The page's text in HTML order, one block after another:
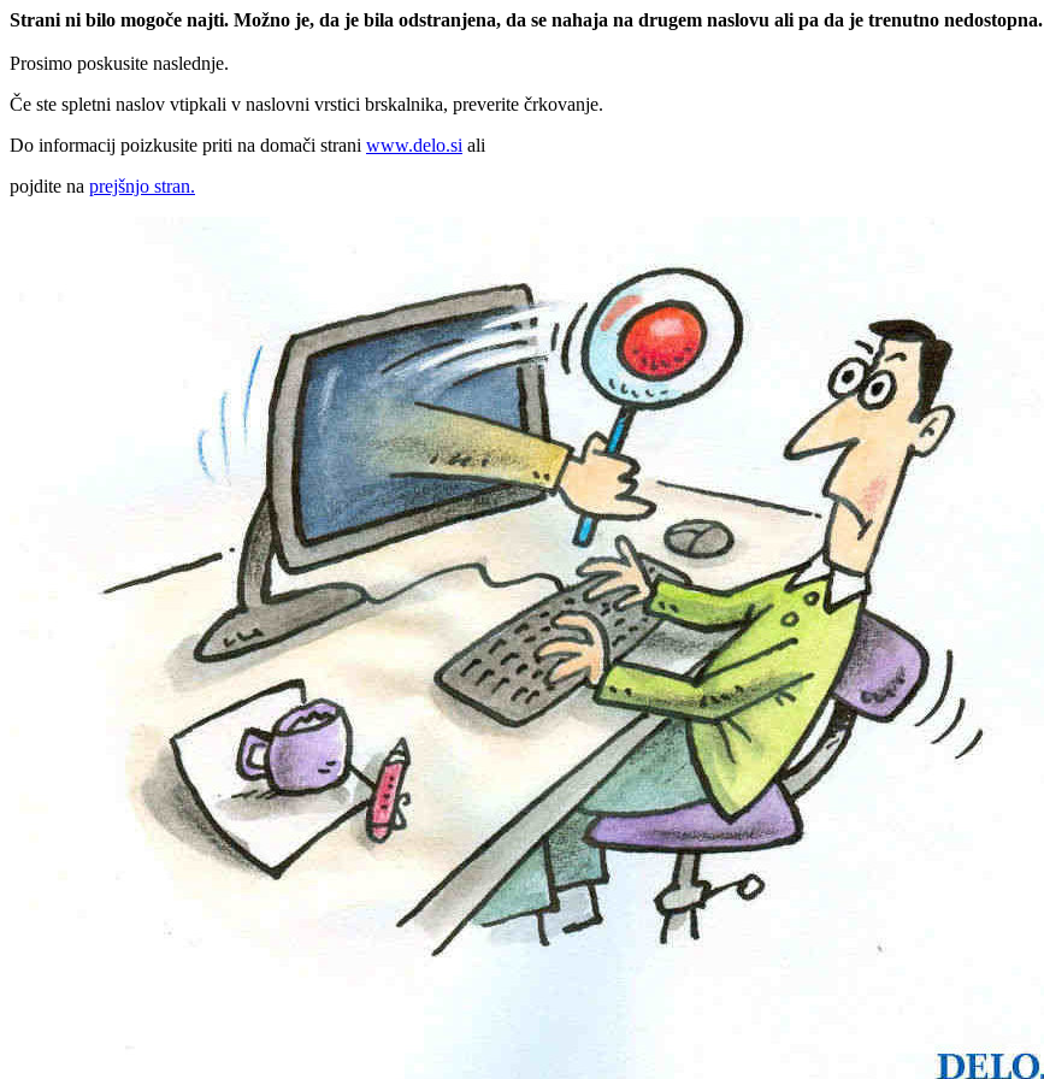
Strani ni bilo mogoče najti. Možno je, da je bila odstranjena, da se nahaja na drugem naslovu ali pa da je trenutno nedostopna.
Prosimo poskusite naslednje.
Če ste spletni naslov vtipkali v naslovni vrstici brskalnika, preverite črkovanje.
Do informacij poizkusite priti na domači strani www.delo.si ali
pojdite na prejšnjo stran.